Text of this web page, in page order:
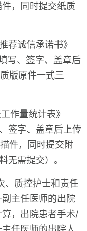
件，同时提交纸质
荐诚信承诺书》
写、签字、盖章后
版原件一式三
作量统计表》
签字、盖章后上传
件，同时提交附
无需提交）。
、质控护士和责任
主任医师的出院
，出院患者手术/